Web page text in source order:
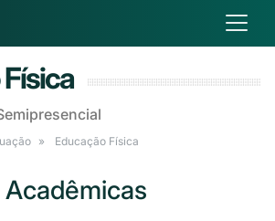
Educação Física